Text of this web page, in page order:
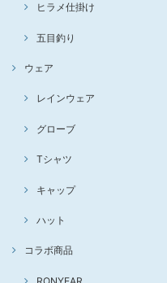
ヒラメ仕掛け
五目釣り
ウェア
レインウェア
グローブ
Tシャツ
キャップ
ハット
コラボ商品